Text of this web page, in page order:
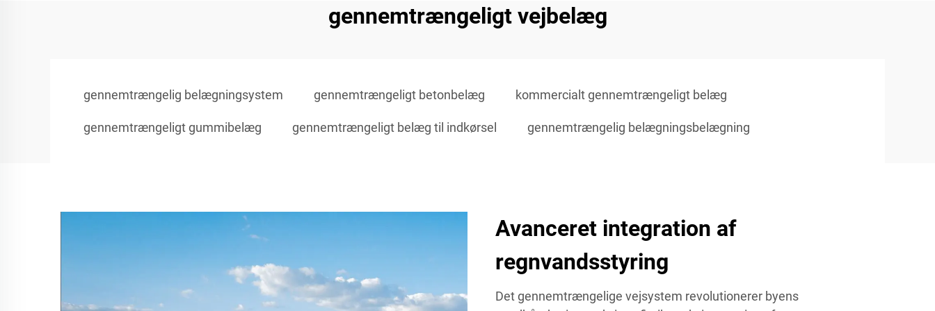
gennemtrængeligt vejbelæg
gennemtrængelig belægningsystem gennemtrængeligt betonbelæg kommercialt gennemtrængeligt belæg
gennemtrængeligt gummibelæg gennemtrængeligt belæg til indkørsel gennemtrængelig belægningsbelægning
Avanceret integration af
regnvandsstyring
Det gennemtrængelige vejsystem revolutionerer byens